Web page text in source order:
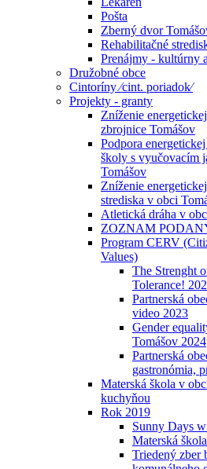
Pošta
Zberný dvor
Rehabilitačné
Prenájmy - kultúrny
Družobné obce
Cintoríny ⁄cint. poriadok⁄
Projekty - granty
Zníženie
zbrojnice Tomášov
Podpora
školy s vyučovacím
Tomášov
Zníženie
strediska v obci
Atletická dráha v
ZOZNAM
Program CERV
Values)
The Strenght
Tolerance!
Partnerská
video 2023
Gender
Tomášov 2024
Partnerská
gastronómia,
Materská škola v
kuchyňou
Rok 2019
Sunny Days
Materská škola
Triedený zber